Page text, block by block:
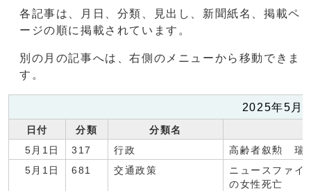
各記事は、月日、分類、見出し、新聞紙名、掲載ペ
ージの順に掲載されています。
別の月の記事へは、右側のメニューから移動できま
す。
2025年5月
日付 分類
分類名
5月1日
317 行政
高齢者叙勲 瑞
5月1日
681 交通政策
ニュースファ
の女性死亡